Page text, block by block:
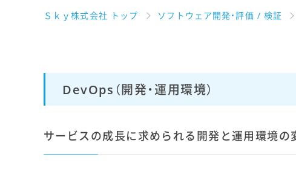
Ｓｋｙ株式会社 トップ ソフトウェア開発・評価 / 検証
DevOps（開発・運用環境）
サービスの成長に求められる開発と運用環境の